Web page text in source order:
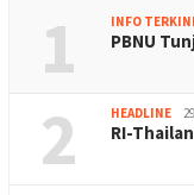
1 INFO TERKINI
PBNU
2 HEADLINE
RI-